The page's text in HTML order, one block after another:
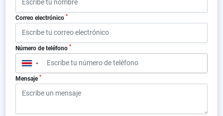
Correo electrónico *
Número de teléfono *
▼
Mensaje *